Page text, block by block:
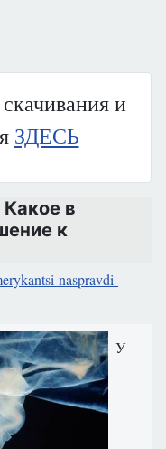
и
ЗДЕСЬ
в
к
naspravdi-
У